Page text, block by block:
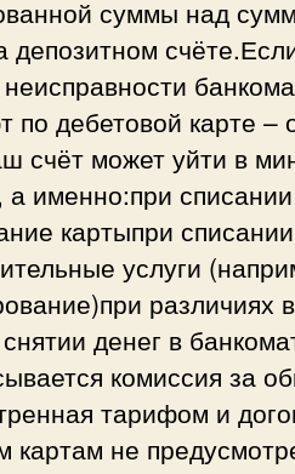
суммы над
депозитном
по дебетовой карте
счёт может уйти в
а именно:при
картыпри
услуги
различиях
денег в
комиссия за
тарифом и
картам не